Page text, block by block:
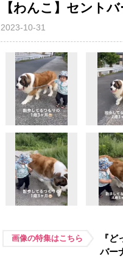
【わんこ】セント
2023-10-31
画像の特集はこちら
『
バー